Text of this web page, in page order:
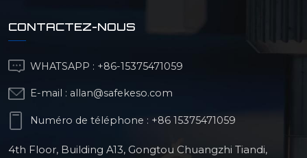
CONTACTEZ-NOUS
WHATSAPP : +86-15375471059
E-mail : allan@safekeso.com
Numéro de téléphone : +86 15375471059
4th Floor, Building A13, Gongtou Chuangzhi Tiandi,